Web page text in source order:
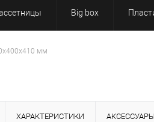
Big box
мм
ХАРАКТЕРИСТИКИ АКСЕССУАРЫ